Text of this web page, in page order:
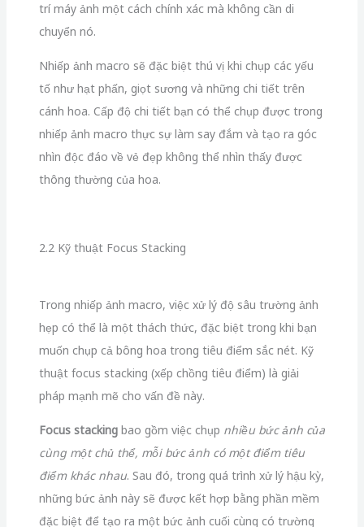
trí máy ảnh một cách chính xác mà không cần di
chuyển nó.
Nhiếp ảnh macro sẽ đặc biệt thú vị khi chụp các yếu
tố như hạt phấn, giọt sương và những chi tiết trên
cánh hoa. Cấp độ chi tiết bạn có thể chụp được trong
nhiếp ảnh macro thực sự làm say đắm và tạo ra góc
nhìn độc đáo về vẻ đẹp không thể nhìn thấy được
thông thường của hoa.
2.2 Kỹ thuật Focus Stacking
Trong nhiếp ảnh macro, việc xử lý độ sâu trường ảnh
hẹp có thể là một thách thức, đặc biệt trong khi bạn
muốn chụp cả bông hoa trong tiêu điểm sắc nét. Kỹ
thuật focus stacking (xếp chồng tiêu điểm) là giải
pháp mạnh mẽ cho vấn đề này.
Focus stackingbao gồm việc chụp nhiều bức ảnh của
cùng một chủ thể, mỗi bức ảnh có một điểm tiêu
điểm khác nhau. Sau đó, trong quá trình xử lý hậu kỳ,
những bức ảnh này sẽ được kết hợp bằng phần mềm
đặc biệt để tạo ra một bức ảnh cuối cùng có trường